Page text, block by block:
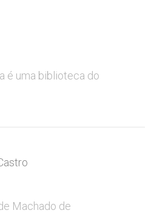
é uma biblioteca do
Machado de